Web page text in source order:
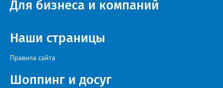
Для бизнеса и компаний
Наши страницы
Правила сайта
Шоппинг и досуг